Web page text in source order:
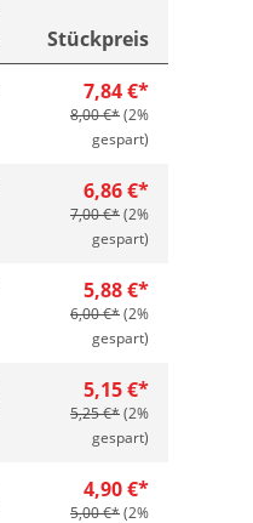
Stückpreis
7,84 €*
8,00 €*(2%
gespart)
6,86 €*
7,00 €*(2%
gespart)
5,88 €*
6,00 €*(2%
gespart)
5,15 €*
5,25 €*(2%
gespart)
4,90 €*
5,00 €*(2%